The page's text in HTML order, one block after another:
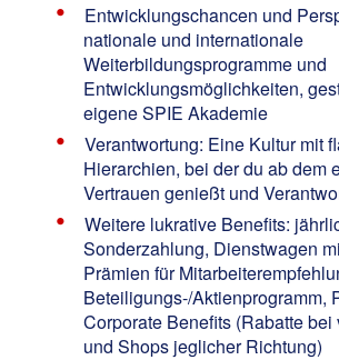
Entwicklungschancen und
nationale und internationale
Weiterbildungsprogramme und
Entwicklungsmöglichkeiten,
eigene SPIE Akademie
Verantwortung: Eine Kultur mit
Hierarchien, bei der du ab dem
Vertrauen genießt und
Weitere lukrative Benefits:
Sonderzahlung, Dienstwagen
Prämien für
Beteiligungs-/Aktienprogramm,
Corporate Benefits (Rabatte bei
und Shops jeglicher Richtung)